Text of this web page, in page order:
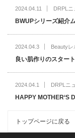
2024.04.11 DRPLニ
BWUPシリーズ紹介
2024.04.3 Beautyレ
良い肌作りのスター
2024.04.1 DRPLニ
HAPPY MOTHER‘S
トップページに戻る